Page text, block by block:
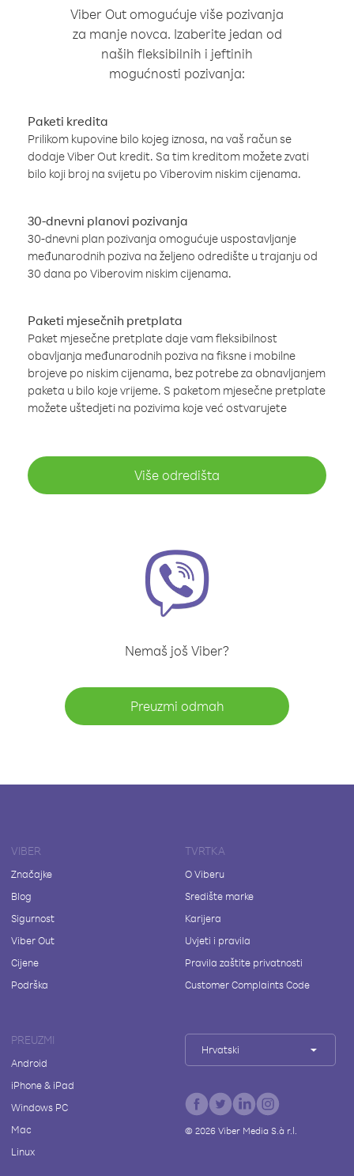
Viber Out omogućuje više pozivanja
za manje novca. Izaberite jedan od
naših fleksibilnih i jeftinih
mogućnosti pozivanja:
Paketi kredita
Prilikom kupovine bilo kojeg iznosa, na vaš račun se
dodaje Viber Out kredit. Sa tim kreditom možete zvati
bilo koji broj na svijetu po Viberovim niskim cijenama.
30-dnevni planovi pozivanja
30-dnevni plan pozivanja omogućuje uspostavljanje
međunarodnih poziva na željeno odredište u trajanju od
30 dana po Viberovim niskim cijenama.
Paketi mjesečnih pretplata
Paket mjesečne pretplate daje vam fleksibilnost
obavljanja međunarodnih poziva na fiksne i mobilne
brojeve po niskim cijenama, bez potrebe za obnavljanjem
paketa u bilo koje vrijeme. S paketom mjesečne pretplate
možete uštedjeti na pozivima koje već ostvarujete
Više odredišta
Nemaš još Viber?
Preuzmi odmah
VIBER
Značajke
Blog
Sigurnost
Viber Out
Cijene
Podrška
TVRTKA
O Viberu
Središte marke
Karijera
Uvjeti i pravila
Pravila zaštite privatnosti
Customer Complaints Code
PREUZMI
Android
iPhone & iPad
Windows PC
Mac
Linux
Hrvatski
© 2026Viber Media S.à r.l.